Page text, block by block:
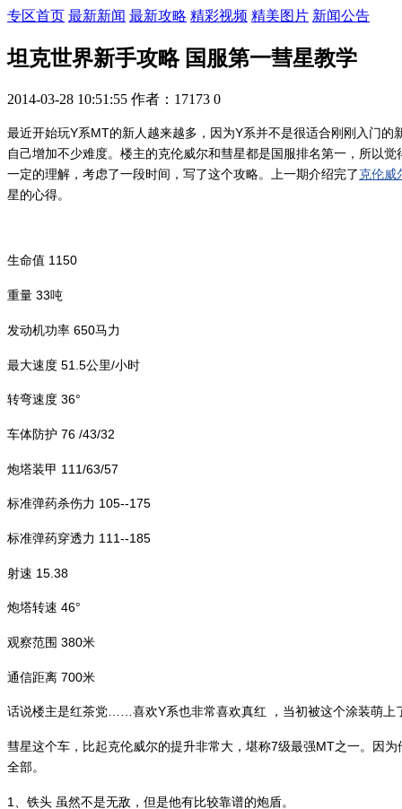
专区首页 最新新闻 最新攻略 精彩视频 精美图片 新闻公告
坦克世界新手攻略 国服第一彗星教学
2014-03-28 10:51:55 作者：17173 0
最近开始玩Y系MT的新人越来越多，因为Y系并不是很适合刚刚入门的
自己增加不少难度。楼主的克伦威尔和彗星都是国服排名第一，所以
一定的理解，考虑了一段时间，写了这个攻略。上一期介绍完了克伦威
星的心得。
生命值 1150
重量 33吨
发动机功率 650马力
最大速度 51.5公里/小时
转弯速度 36°
车体防护 76 /43/32
炮塔装甲 111/63/57
标准弹药杀伤力 105--175
标准弹药穿透力 111--185
射速 15.38
炮塔转速 46°
观察范围 380米
通信距离 700米
话说楼主是红茶党……喜欢Y系也非常喜欢真红 ，当初被这个涂装萌上
彗星这个车，比起克伦威尔的提升非常大，堪称7级最强MT之一。因
全部。
1、铁头 虽然不是无敌，但是他有比较靠谱的炮盾。